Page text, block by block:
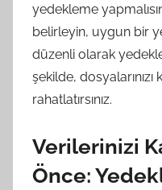
yedekleme
belirleyin, uygun bir
düzenli olarak
şekilde,
rahatlatırsınız.
Verilerinizi
Önce: